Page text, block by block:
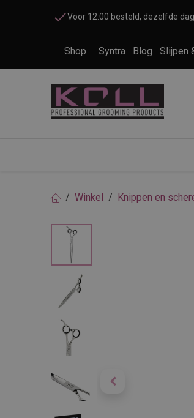
Voor 12:00 besteld, dezelfde
Shop Syntra Blog Slijpen
Winkel Knippen en